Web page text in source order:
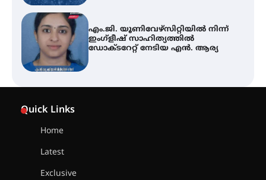
ഇരിങ്ങാലക്കുട – ഗുരുവായൂർ –
താനൂർ റെയിൽപാത
യാഥാർത്ഥ്യമാകുന്നു
Quick Links
Home
Latest
Exclusive